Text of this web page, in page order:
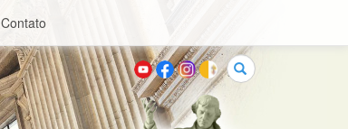
Contato
Buscar